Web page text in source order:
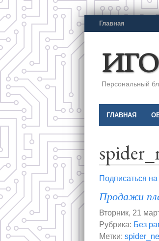
Главная
Персональный
ГЛАВНАЯ
Подписаться на
Продажи
Вторник, 21
Рубрика: Без
Метки: